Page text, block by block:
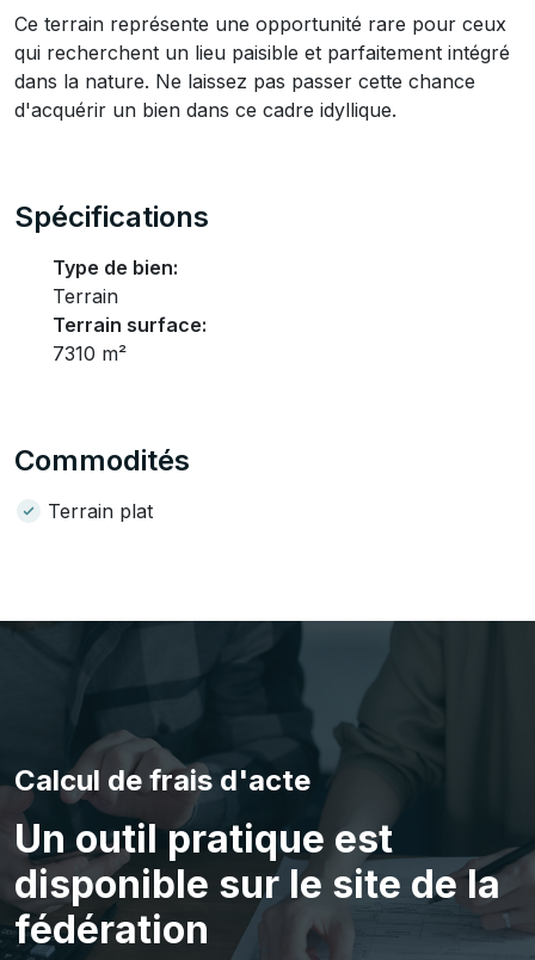
Ce terrain représente une opportunité rare pour ceux
qui recherchent un lieu paisible et parfaitement intégré
dans la nature. Ne laissez pas passer cette chance
d'acquérir un bien dans ce cadre idyllique.
Spécifications
Type de bien:
Terrain
Terrain surface:
7310 m²
Commodités
Terrain plat
Calcul de frais d'acte
Un outil pratique est
disponible sur le site de la
fédération